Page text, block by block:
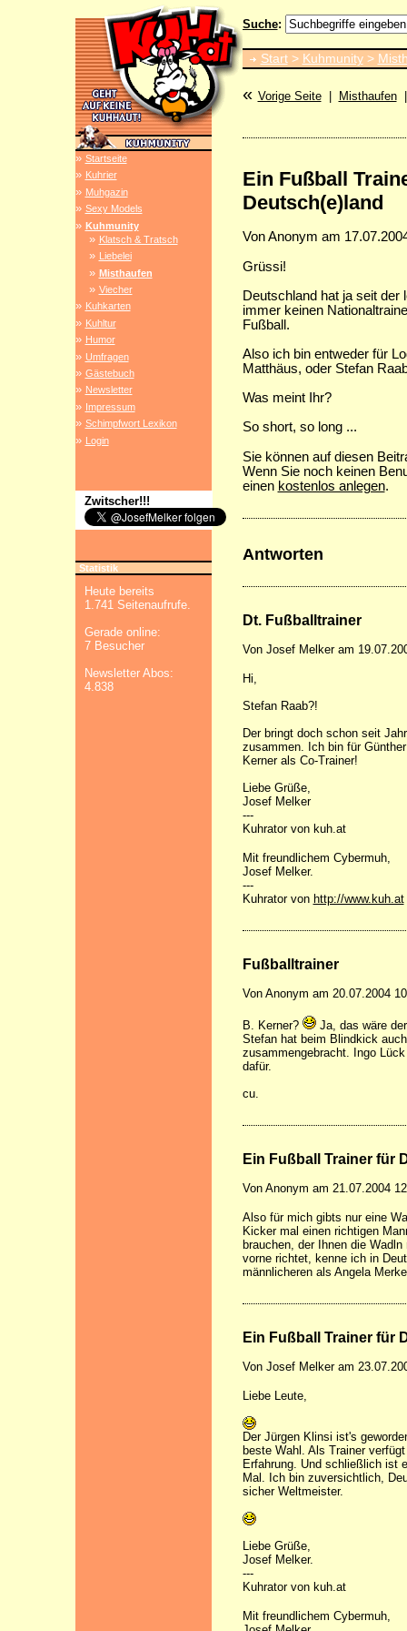
» Startseite
» Kuhrier
» Muhgazin
» Sexy Models
» Kuhmunity
» Klatsch & Tratsch
» Liebelei
» Misthaufen
» Viecher
» Kuhkarten
» Kuhltur
» Humor
» Umfragen
» Gästebuch
» Newsletter
» Impressum
» Schimpfwort Lexikon
» Login
Zwitscher!!!
Statistik
Heute bereits
1.741 Seitenaufrufe.
Gerade online:
7 Besucher
Newsletter Abos:
4.838
Suche:
Start > Kuhmunity >
« Vorige Seite Misthaufen
Ein Fußball
Deutsch(e)land
Von Anonym am
Grüssi!
Deutschland hat ja seit der
immer keinen
Fußball.
Also ich bin entweder für
Matthäus, oder Stefan
Was meint Ihr?
So short, so long ...
Sie können auf diesen
Wenn Sie noch keinen
einen kostenlos anlegen.
Antworten
Dt. Fußballtrainer
Von Josef Melker am
Hi,
Stefan Raab?!
Der bringt doch schon seit
zusammen. Ich bin für
Kerner als Co-Trainer!
Liebe Grüße,
Josef Melker
---
Kuhrator von kuh.at
Mit freundlichem Cybermuh,
Josef Melker.
---
Kuhrator von http://www.kuh.at
Fußballtrainer
Von Anonym am 20.07.2004
B. Kerner?
Ja, das wäre
Stefan hat beim Blindkick
zusammengebracht. Ingo
dafür.
cu.
Ein Fußball Trainer für
Von Anonym am 21.07.2004
Also für mich gibts nur eine
Kicker mal einen richtigen
brauchen, der Ihnen die
vorne richtet, kenne ich in
männlicheren als Angela
Ein Fußball Trainer für
Von Josef Melker am
Liebe Leute,
Der Jürgen Klinsi ist's
beste Wahl. Als Trainer
Erfahrung. Und schließlich ist
Mal. Ich bin zuversichtlich,
sicher Weltmeister.
Liebe Grüße,
Josef Melker.
---
Kuhrator von kuh.at
Mit freundlichem Cybermuh,